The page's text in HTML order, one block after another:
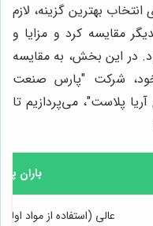
بهترین گزینه، لازم
مقایسه کرد و مزایا و
در این بخش، به مقایسه
شرکت "پارس صنعت
پلاست"، می‌پردازیم تا
باران
عالی (استفاده از مواد